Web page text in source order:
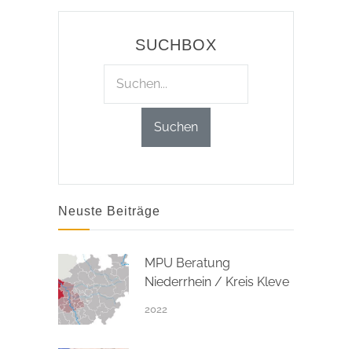
SUCHBOX
Neuste Beiträge
MPU Beratung
Niederrhein / Kreis Kleve
2022